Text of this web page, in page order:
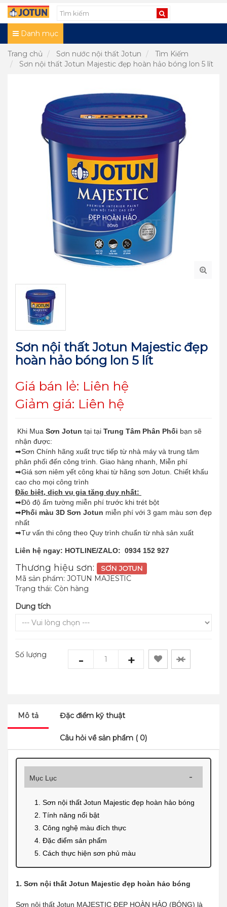
Danh mục
Trang chủ Sơn nước nội thất Jotun
Tìm Kiếm
Sơn nội thất Jotun Majestic đẹp hoàn hảo bóng lon 5 lít
Sơn nội thất Jotun Majestic đẹp
hoàn hảo bóng lon 5 lít
Giá bán lẻ: Liên hệ
Giảm giá: Liên hệ
Khi Mua Sơn Jotun tại tại Trung Tâm Phân Phối bạn sẽ
nhận được:
➡Sơn Chính hãng xuất trực tiếp từ nhà máy và trung tâm
phân phối đến công trình. Giao hàng nhanh, Miễn phí
➡Giá sơn niêm yết công khai từ hãng sơn Jotun. Chiết khấu
cao cho mọi công trình
Đặc biệt, dịch vụ gia tăng duy nhất:
➡Đô độ ẩm tường miễn phí trước khi trét bột
➡Phối màu 3D Sơn Jotun miễn phí với 3 gam màu sơn đẹp
nhất
➡Tư vấn thi công theo Quy trình chuẩn từ nhà sản xuất
Liên hệ ngay: HOTLINE/ZALO: 0934 152 927
Thương hiệu sơn: SƠN JOTUN
Mã sản phẩm: JOTUN MAJESTIC
Trạng thái: Còn hàng
Dung tích
Số lượng - +
Mô tả Đặc điểm kỹ thuật
Câu hỏi về sản phẩm ( 0)
Mục Lục
1. Sơn nội thất Jotun Majestic đẹp hoàn hảo bóng
2. Tính năng nổi bật
3. Công nghệ màu đích thực
4. Đặc điểm sản phẩm
5. Cách thực hiện sơn phủ màu
1. Sơn nội thất Jotun Majestic đẹp hoàn hảo bóng
Sơn nội thất Jotun MAJESTIC ĐẸP HOÀN HẢO (BÓNG) là